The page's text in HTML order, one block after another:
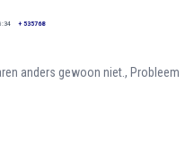
+ 535768
anders gewoon niet., Probleem